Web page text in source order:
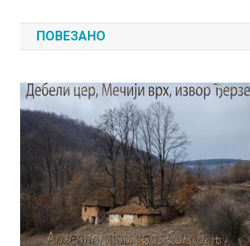
чланка
ПОВЕЗАНО